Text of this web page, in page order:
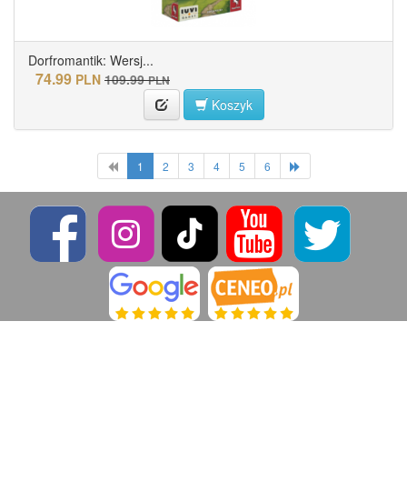
Dorfromantik: Wersj...
74.99 PLN 109.99 PLN
Koszyk
1 2 3 4 5 6